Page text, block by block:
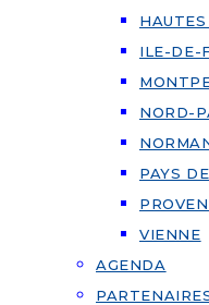
ILE-DE-
NORD-
PAYS
VIENNE
AGENDA